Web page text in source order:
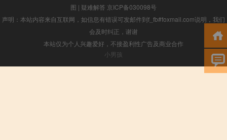
图 | 疑难解答 京ICP备030098号
声明：本站内容来自互联网，如信息有错误可发邮件到f_fb#foxmail.com说明，我们
会及时纠正，谢谢
本站仅为个人兴趣爱好，不接盈利性广告及商业合作
小男孩